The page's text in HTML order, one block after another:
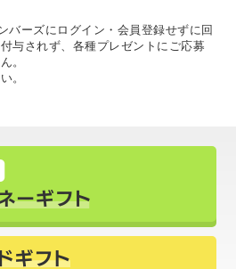
ーズにログイン・会員登録せずに回
与されず、各種プレゼントにご応募
。
。